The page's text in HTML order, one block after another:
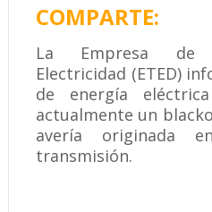
COMPARTE:
La Empresa de
Electricidad (ETED)
de energía
actualmente un
avería originada
transmisión.